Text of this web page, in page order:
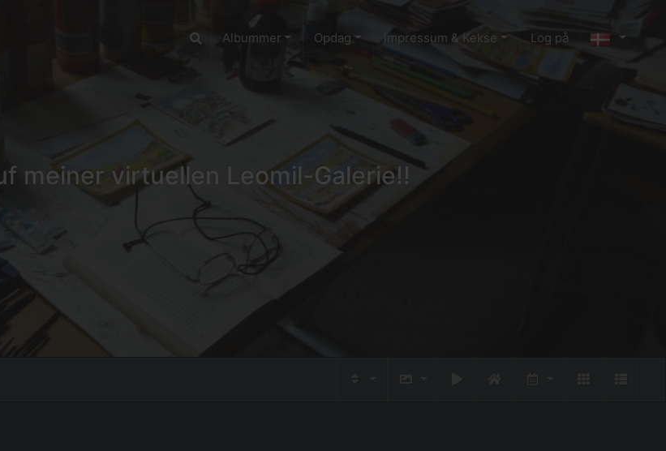
Albummer Opdag Impressum & Kekse Log på
meiner virtuellen Leomil-Galerie!!